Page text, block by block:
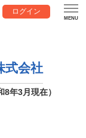
ログイン
式会社
8年3月現在）